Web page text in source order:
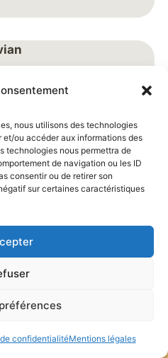
nous utilisons des technologies
ou accéder aux informations des
technologies nous permettra de
de navigation ou les ID
consentir ou de retirer son
sur certaines caractéristiques
confidentialitéMentions légales
Sauvian, mairie, Croix
de l’Horloge, …
- 2023-2025 - Tous